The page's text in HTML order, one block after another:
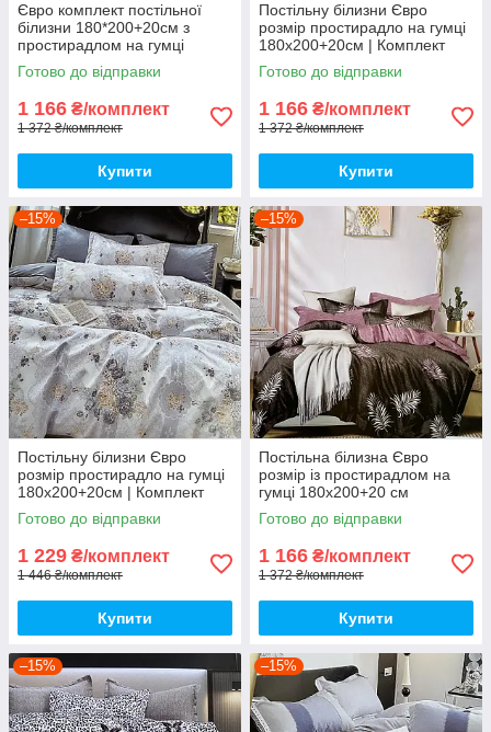
Євро комплект постільної
білизни 180*200+20см з
простирадлом на гумці
Постільна білизна з фланелі
євро розмір
Готово до відправки
1 166 ₴/комплект
1 372 ₴/комплект
Купити
Постільну білизни Євро
розмір простирадло на гумці
180х200+20см | Комплект
постільної білизни Фланель
Готово до відправки
1 166 ₴/комплект
1 372 ₴/комплект
Купити
–15%
Постільну білизни Євро
розмір простирадло на гумці
180х200+20см | Комплект
постільної білизни Фланель
Готово до відправки
1 229 ₴/комплект
1 446 ₴/комплект
Купити
–15%
Постільна білизна Євро
розмір із простирадлом на
гумці 180х200+20 см
Комплект постільної білизни
Фланель
Готово до відправки
1 166 ₴/комплект
1 372 ₴/комплект
Купити
–15% –15%